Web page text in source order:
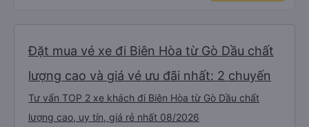
Đặt mua vé xe đi Biên Hòa từ Gò Dầu chất
lượng cao và giá vé ưu đãi nhất: 2 chuyến
Tư vấn TOP 2 xe khách đi Biên Hòa từ Gò Dầu chất
lượng cao, uy tín, giá rẻ nhất 08/2026